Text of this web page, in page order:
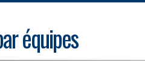
équipes